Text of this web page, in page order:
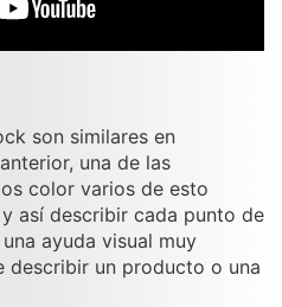
son similares en
una de las
color varios de esto
así describir cada punto de
ayuda visual muy
describir un producto o una